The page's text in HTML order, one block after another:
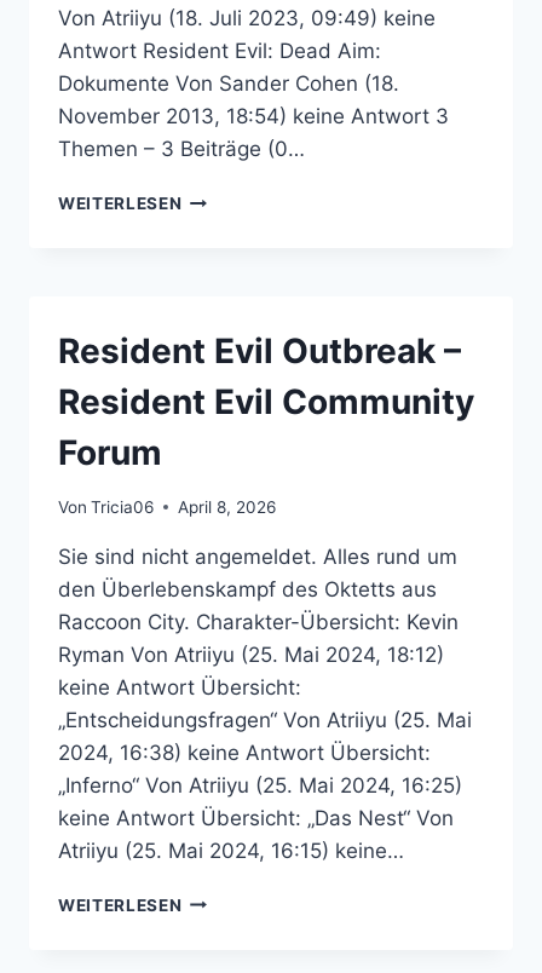
Von Atriiyu (18. Juli 2023, 09:49) keine
Antwort Resident Evil: Dead Aim:
Dokumente Von Sander Cohen (18.
November 2013, 18:54) keine Antwort 3
Themen – 3 Beiträge (0…
WEITERLESEN RESIDENT
EVIL
FORUM
Resident Evil Outbreak –
Resident Evil Community
Forum
Von Tricia06 April 8, 2026
Sie sind nicht angemeldet. Alles rund um
den Überlebenskampf des Oktetts aus
Raccoon City. Charakter-Übersicht: Kevin
Ryman Von Atriiyu (25. Mai 2024, 18:12)
keine Antwort Übersicht:
„Entscheidungsfragen“ Von Atriiyu (25. Mai
2024, 16:38) keine Antwort Übersicht:
„Inferno“ Von Atriiyu (25. Mai 2024, 16:25)
keine Antwort Übersicht: „Das Nest“ Von
Atriiyu (25. Mai 2024, 16:15) keine…
WEITERLESEN RESIDENT